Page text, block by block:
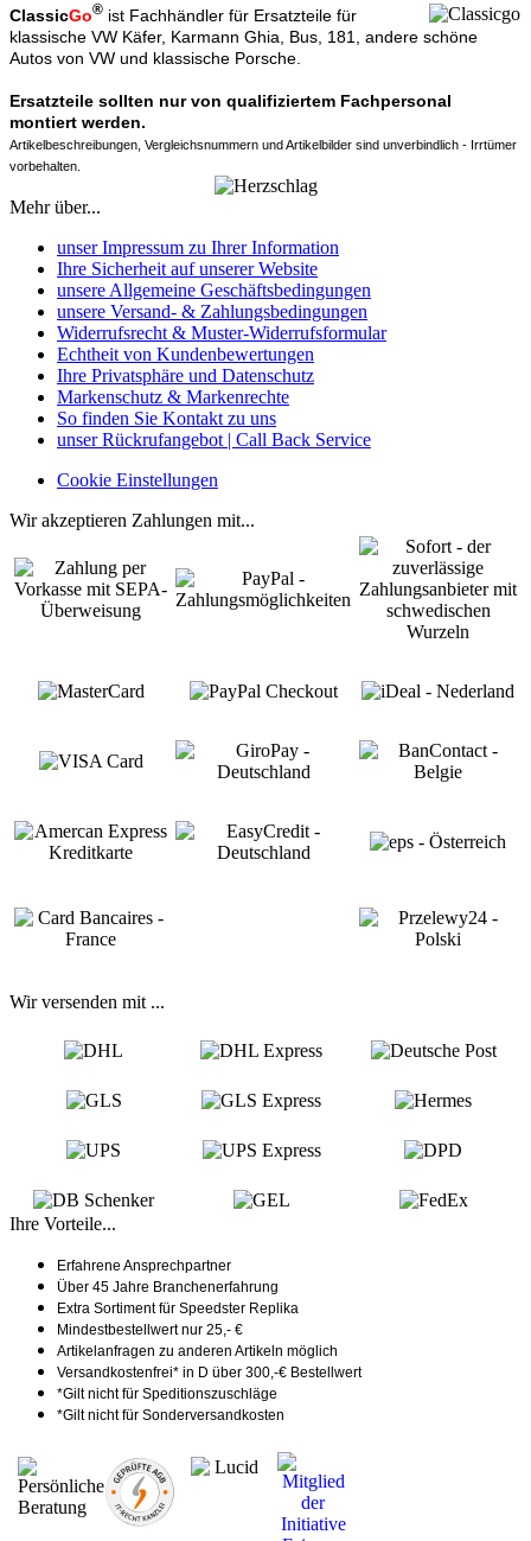
ClassicGo® ist Fachhändler für Ersatzteile für
klassische VW Käfer, Karmann Ghia, Bus, 181, andere schöne
Autos von VW und klassische Porsche.
Ersatzteile sollten nur von qualifiziertem Fachpersonal
montiert werden.
Artikelbeschreibungen, Vergleichsnummern und Artikelbilder sind unverbindlich - Irrtümer
vorbehalten.
Mehr über...
unser Impressum zu Ihrer Information
Ihre Sicherheit auf unserer Website
unsere Allgemeine Geschäftsbedingungen
unsere Versand- & Zahlungsbedingungen
Widerrufsrecht & Muster-Widerrufsformular
Echtheit von Kundenbewertungen
Ihre Privatsphäre und Datenschutz
Markenschutz & Markenrechte
So finden Sie Kontakt zu uns
unser Rückrufangebot | Call Back Service
Cookie Einstellungen
Wir akzeptieren Zahlungen mit...
Wir versenden mit ...
Ihre Vorteile...
Erfahrene Ansprechpartner
Über 45 Jahre Branchenerfahrung
Extra Sortiment für Speedster Replika
Mindestbestellwert nur 25,- €
Artikelanfragen zu anderen Artikeln möglich
Versandkostenfrei* in D über 300,-€ Bestellwert
*Gilt nicht für Speditionszuschläge
*Gilt nicht für Sonderversandkosten